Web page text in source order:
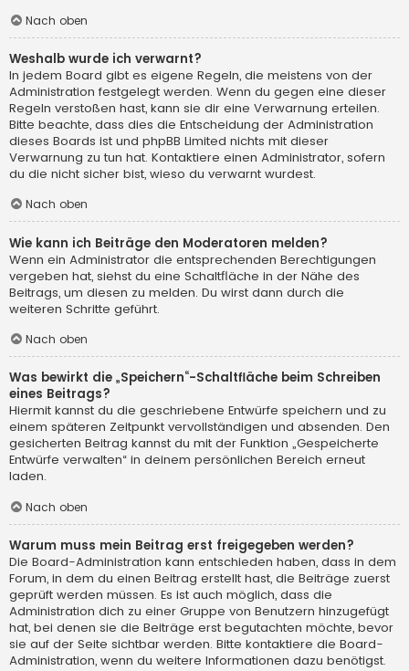
Nach oben
Weshalb wurde ich verwarnt?
In jedem Board gibt es eigene Regeln, die meistens von der
Administration festgelegt werden. Wenn du gegen eine dieser
Regeln verstoßen hast, kann sie dir eine Verwarnung erteilen.
Bitte beachte, dass dies die Entscheidung der Administration
dieses Boards ist und phpBB Limited nichts mit dieser
Verwarnung zu tun hat. Kontaktiere einen Administrator, sofern
du die nicht sicher bist, wieso du verwarnt wurdest.
Nach oben
Wie kann ich Beiträge den Moderatoren melden?
Wenn ein Administrator die entsprechenden Berechtigungen
vergeben hat, siehst du eine Schaltfläche in der Nähe des
Beitrags, um diesen zu melden. Du wirst dann durch die
weiteren Schritte geführt.
Nach oben
Was bewirkt die „Speichern“-Schaltfläche beim Schreiben
eines Beitrags?
Hiermit kannst du die geschriebene Entwürfe speichern und zu
einem späteren Zeitpunkt vervollständigen und absenden. Den
gesicherten Beitrag kannst du mit der Funktion „Gespeicherte
Entwürfe verwalten“ in deinem persönlichen Bereich erneut
laden.
Nach oben
Warum muss mein Beitrag erst freigegeben werden?
Die Board-Administration kann entschieden haben, dass in dem
Forum, in dem du einen Beitrag erstellt hast, die Beiträge zuerst
geprüft werden müssen. Es ist auch möglich, dass die
Administration dich zu einer Gruppe von Benutzern hinzugefügt
hat, bei denen sie die Beiträge erst begutachten möchte, bevor
sie auf der Seite sichtbar werden. Bitte kontaktiere die Board-
Administration, wenn du weitere Informationen dazu benötigst.